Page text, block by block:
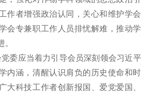
作者增强政治认同，关心和维护学会
会专兼职工作人员排忧解难，推动学
党委应当着力引导会员深刻领会习近平
内涵，清醒认识肩负的历史使命和时
大科技工作者创新报国、爱党爱国、